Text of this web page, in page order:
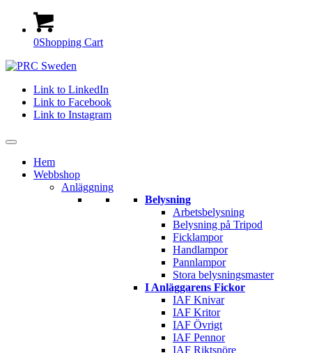
0Shopping Cart
Link to LinkedIn
Link to Facebook
Link to Instagram
Hem
Webbshop
Anläggning
Belysning
Arbetsbelysning
Belysning på Tripod
Ficklampor
Handlampor
Pannlampor
Stora belysningsmaster
I Anläggarens Fickor
IAF Knivar
IAF Kritor
IAF Övrigt
IAF Pennor
IAF Riktsnöre